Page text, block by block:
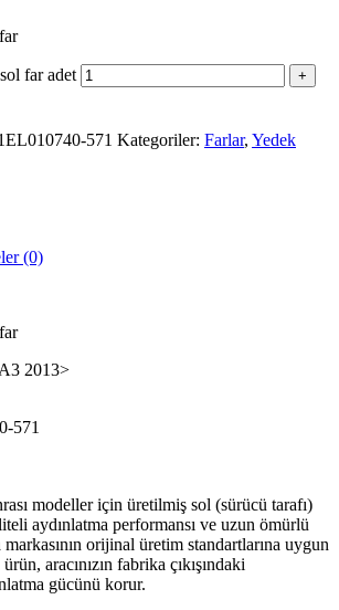
far adet
571 Kategoriler: Farlar, Yedek
(0)
2013>
571
modeller için üretilmiş sol (sürücü tarafı)
aydınlatma performansı ve uzun ömürlü
orijinal üretim standartlarına uygun
aracınızın fabrika çıkışındaki
gücünü korur.